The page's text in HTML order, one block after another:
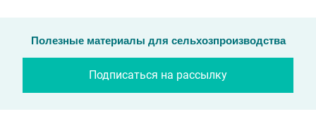
Полезные материалы для сельхозпроизводства
Подписаться на рассылку